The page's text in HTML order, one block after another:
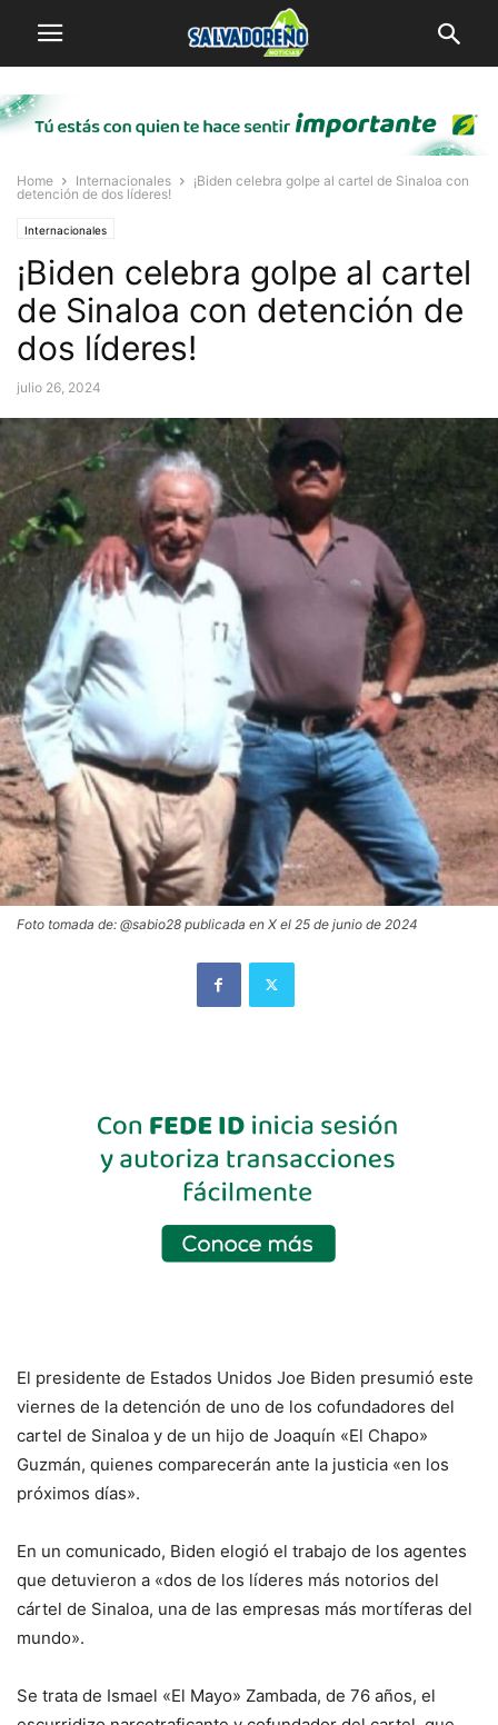
Home Internacionales
¡Biden celebra golpe al cartel de Sinaloa con
detención de dos líderes!
Internacionales
¡Biden celebra golpe al cartel
de Sinaloa con detención de
dos líderes!
julio 26, 2024
Foto tomada de: @sabio28 publicada en X el 25 de junio de 2024
El presidente de Estados Unidos Joe Biden presumió este
viernes de la detención de uno de los cofundadores del
cartel de Sinaloa y de un hijo de Joaquín «El Chapo»
Guzmán, quienes comparecerán ante la justicia «en los
próximos días».
En un comunicado, Biden elogió el trabajo de los agentes
que detuvieron a «dos de los líderes más notorios del
cártel de Sinaloa, una de las empresas más mortíferas del
mundo».
Se trata de Ismael «El Mayo» Zambada, de 76 años, el